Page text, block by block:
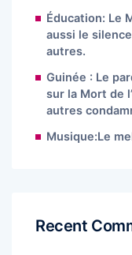
Éducation: Le
aussi le
autres.
Guinée : Le
sur la Mort de
autres
Musique:Le
Recent